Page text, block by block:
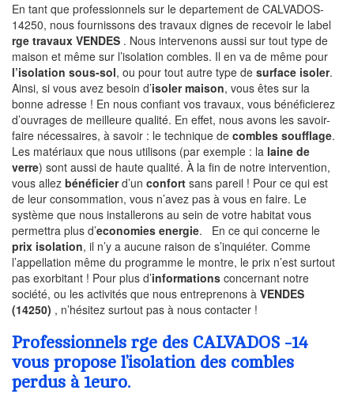
En tant que professionnels sur le departement de CALVADOS-
14250, nous fournissons des travaux dignes de recevoir le label
rge travaux VENDES . Nous intervenons aussi sur tout type de
maison et même sur l’isolation combles. Il en va de même pour
l’isolation sous-sol, ou pour tout autre type de surface isoler.
Ainsi, si vous avez besoin d’isoler maison, vous êtes sur la
bonne adresse ! En nous confiant vos travaux, vous bénéficierez
d’ouvrages de meilleure qualité. En effet, nous avons les savoir-
faire nécessaires, à savoir : le technique de combles soufflage.
Les matériaux que nous utilisons (par exemple : la laine de
verre) sont aussi de haute qualité. À la fin de notre intervention,
vous allez bénéficierd’un confort sans pareil ! Pour ce qui est
de leur consommation, vous n’avez pas à vous en faire. Le
système que nous installerons au sein de votre habitat vous
permettra plus d’economies energie. En ce qui concerne le
prix isolation, il n’y a aucune raison de s’inquiéter. Comme
l’appellation même du programme le montre, le prix n’est surtout
pas exorbitant ! Pour plus d’informations concernant notre
société, ou les activités que nous entreprenons à VENDES
(14250) , n’hésitez surtout pas à nous contacter !
Professionnels rge des CALVADOS -14
vous propose l’isolation des combles
perdus à 1euro.